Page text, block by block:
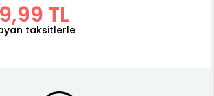
TL
taksitlerle